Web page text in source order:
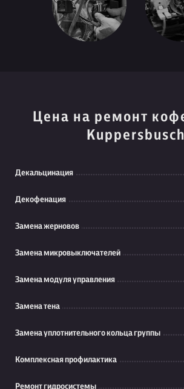
Цена на ремонт
Kuppersbusch
Декальцинация
Декофенация
Замена жерновов
Замена микровыключателей
Замена модуля управления
Замена тена
Замена уплотнительного кольца группы
Комплексная профилактика
Ремонт гидросистемы